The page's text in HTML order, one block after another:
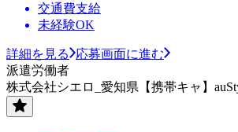
交通費支給
未経験OK
詳細を見る
応募画面に進む
派遣労働者
株式会社シエロ_愛知県【携帯キャ】